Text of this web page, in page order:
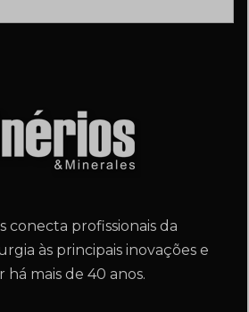
conecta profissionais da
às principais inovações e
mais de 40 anos.